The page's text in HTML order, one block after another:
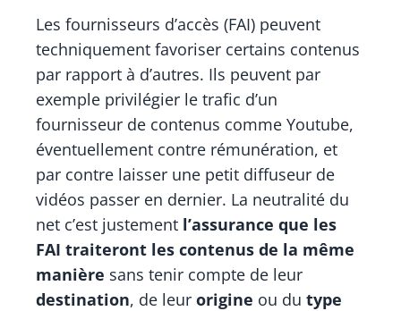
Les fournisseurs d’accès (FAI) peuvent
techniquement favoriser certains contenus
par rapport à d’autres. Ils peuvent par
exemple privilégier le trafic d’un
fournisseur de contenus comme Youtube,
éventuellement contre rémunération, et
par contre laisser une petit diffuseur de
vidéos passer en dernier. La neutralité du
net c’est justement l’assurance que les
FAI traiteront les contenus de la même
manière sans tenir compte de leur
destination, de leur origine ou du type